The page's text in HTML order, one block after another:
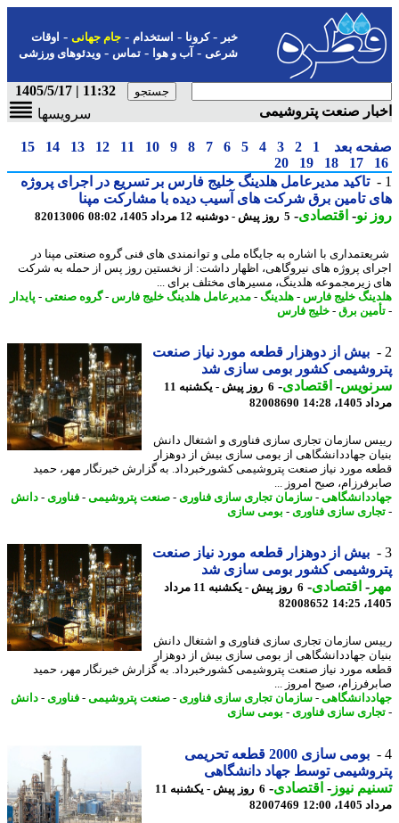
-کرونا-استخدام- جام جهانی-اوقات
شرعی-آب و هوا-تماس-ویدئوهای ورزشی
11:32 | 1405/5/17
صنعت پتروشیمی
سرویسها
بعد 1
2
3
4
5
6
7
8
9
10
11
12
13
14
15
17
18
19
20
تاکید مدیرعامل هلدینگ خلیج فارس بر تسریع در اجرای پروژه
تامین برق شرکت های آسیب دیده با مشارکت مپنا
نو- اقتصادی-5 روز پیش - دوشنبه 12 مرداد 1405، 08:02 82013006
با اشاره به جایگاه ملی و توانمندی های فنی گروه صنعتی مپنا در
پروژه های نیروگاهی، اظهار داشت: از نخستین روز پس از حمله به شرکت
زیرمجموعه هلدینگ، مسیرهای مختلف برای ...
خلیج فارس-هلدینگ-مدیرعامل هلدینگ خلیج فارس-گروه صنعتی-پایدار
برق - خلیج فارس
بیش از دوهزار قطعه مورد نیاز صنعت
کشور بومی سازی شد
-اقتصادی-
6 روز پیش - یکشنبه 11
14:28
82008690
سازمان تجاری سازی فناوری و اشتغال دانش
جهاددانشگاهی از بومی سازی بیش از دوهزار
مورد نیاز صنعت پتروشیمی کشورخبرداد. به گزارش خبرنگار مهر، حمید
صبح امروز ...
-سازمان تجاری سازی فناوری- صنعت پتروشیمی-فناوری- دانش
سازی فناوری- بومی سازی
بیش از دوهزار قطعه مورد نیاز صنعت
کشور بومی سازی شد
-اقتصادی-
6 روز پیش - یکشنبه 11 مرداد
82008652
سازمان تجاری سازی فناوری و اشتغال دانش
جهاددانشگاهی از بومی سازی بیش از دوهزار
مورد نیاز صنعت پتروشیمی کشورخبرداد. به گزارش خبرنگار مهر، حمید
صبح امروز ...
-سازمان تجاری سازی فناوری- صنعت پتروشیمی-فناوری- دانش
سازی فناوری- بومی سازی
بومی سازی 2000 قطعه تحریمی
توسط جهاد دانشگاهی
نیوز-اقتصادی-
6 روز پیش - یکشنبه 11
12:00
82007469